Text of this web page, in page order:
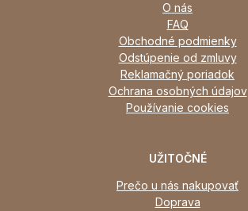
O nás
FAQ
Obchodné podmienky
Odstúpenie od zmluvy
Reklamačný poriadok
Ochrana osobných údajov
Používanie cookies
UŽITOČNÉ
Prečo u nás nakupovať
Doprava